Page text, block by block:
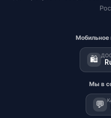
Мобильное
🛍️
Мы в
💬